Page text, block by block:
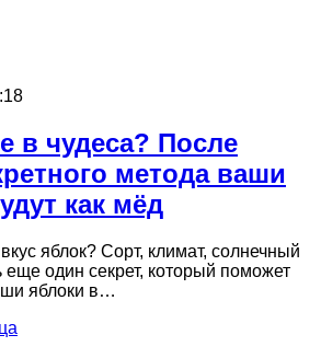
в чудеса? После
метода ваши
как мёд
яблок? Сорт, климат, солнечный
один секрет, который поможет
яблоки в…